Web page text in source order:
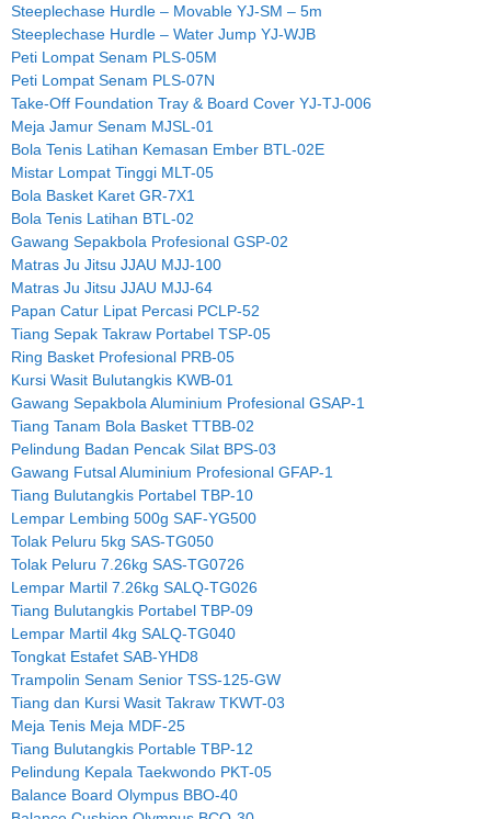
Steeplechase Hurdle – Movable YJ-SM – 5m
Steeplechase Hurdle – Water Jump YJ-WJB
Peti Lompat Senam PLS-05M
Peti Lompat Senam PLS-07N
Take-Off Foundation Tray & Board Cover YJ-TJ-006
Meja Jamur Senam MJSL-01
Bola Tenis Latihan Kemasan Ember BTL-02E
Mistar Lompat Tinggi MLT-05
Bola Basket Karet GR-7X1
Bola Tenis Latihan BTL-02
Gawang Sepakbola Profesional GSP-02
Matras Ju Jitsu JJAU MJJ-100
Matras Ju Jitsu JJAU MJJ-64
Papan Catur Lipat Percasi PCLP-52
Tiang Sepak Takraw Portabel TSP-05
Ring Basket Profesional PRB-05
Kursi Wasit Bulutangkis KWB-01
Gawang Sepakbola Aluminium Profesional GSAP-1
Tiang Tanam Bola Basket TTBB-02
Pelindung Badan Pencak Silat BPS-03
Gawang Futsal Aluminium Profesional GFAP-1
Tiang Bulutangkis Portabel TBP-10
Lempar Lembing 500g SAF-YG500
Tolak Peluru 5kg SAS-TG050
Tolak Peluru 7.26kg SAS-TG0726
Lempar Martil 7.26kg SALQ-TG026
Tiang Bulutangkis Portabel TBP-09
Lempar Martil 4kg SALQ-TG040
Tongkat Estafet SAB-YHD8
Trampolin Senam Senior TSS-125-GW
Tiang dan Kursi Wasit Takraw TKWT-03
Meja Tenis Meja MDF-25
Tiang Bulutangkis Portable TBP-12
Pelindung Kepala Taekwondo PKT-05
Balance Board Olympus BBO-40